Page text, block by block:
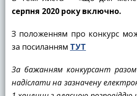
серпня 2020 року включно.
З положенням про конкурс
за посиланням ТУТ
За бажанням конкурсант
надіслати на зазначену